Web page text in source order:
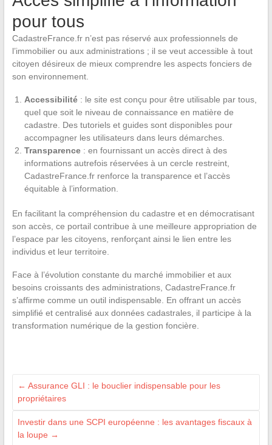
pour tous
CadastreFrance.fr n’est pas réservé aux professionnels de
l’immobilier ou aux administrations ; il se veut accessible à tout
citoyen désireux de mieux comprendre les aspects fonciers de
son environnement.
Accessibilité : le site est conçu pour être utilisable par tous,
quel que soit le niveau de connaissance en matière de
cadastre. Des tutoriels et guides sont disponibles pour
accompagner les utilisateurs dans leurs démarches.
Transparence : en fournissant un accès direct à des
informations autrefois réservées à un cercle restreint,
CadastreFrance.fr renforce la transparence et l’accès
équitable à l’information.
En facilitant la compréhension du cadastre et en démocratisant
son accès, ce portail contribue à une meilleure appropriation de
l’espace par les citoyens, renforçant ainsi le lien entre les
individus et leur territoire.
Face à l’évolution constante du marché immobilier et aux
besoins croissants des administrations, CadastreFrance.fr
s’affirme comme un outil indispensable. En offrant un accès
simplifié et centralisé aux données cadastrales, il participe à la
transformation numérique de la gestion foncière.
← Assurance GLI : le bouclier indispensable pour les
propriétaires
Investir dans une SCPI européenne : les avantages fiscaux à
la loupe →